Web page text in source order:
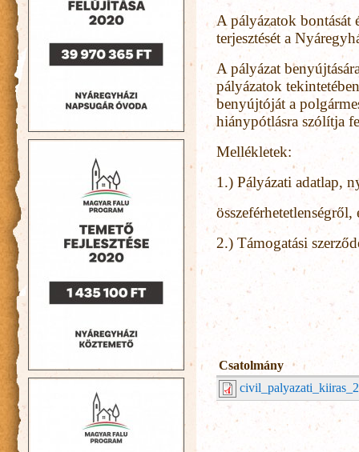
A pályázatok bontását
terjesztését a
A pályázat
pályázatok
benyújtóját a
hiánypótlásra szólítja
Mellékletek:
1.) Pályázati adatlap,
2.) Támogatási
Csatolmány